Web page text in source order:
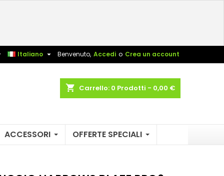
Benvenuto, Accedi o Crea un account
Italiano 
shopping_cart Carrello: 0 Prodotti - 0,00 €
ACCESSORI OFFERTE SPECIALI